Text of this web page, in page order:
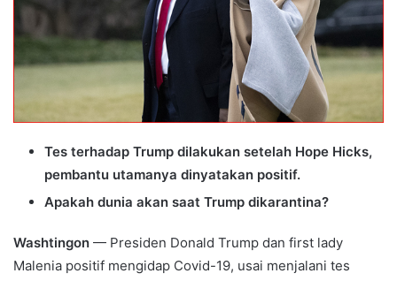
Tes terhadap Trump dilakukan setelah Hope Hicks,
pembantu utamanya dinyatakan positif.
Apakah dunia akan saat Trump dikarantina?
Washtingon — Presiden Donald Trump dan first lady
Malenia positif mengidap Covid-19, usai menjalani tes